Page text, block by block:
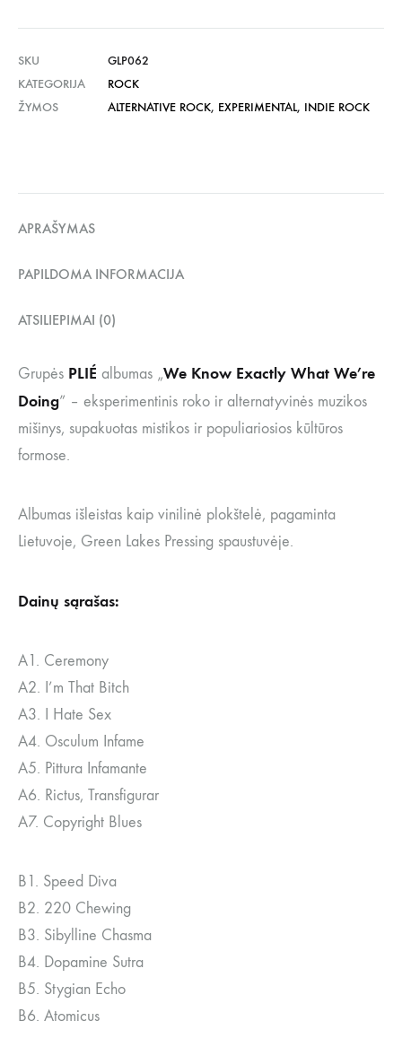
SKU
GLP062
KATEGORIJA
ROCK
ŽYMOS
ALTERNATIVE ROCK, EXPERIMENTAL, INDIE ROCK
APRAŠYMAS
PAPILDOMA INFORMACIJA
ATSILIEPIMAI (0)
Grupės PLIÉ albumas „We Know Exactly What We’re
Doing” – eksperimentinis roko ir alternatyvinės muzikos
mišinys, supakuotas mistikos ir populiariosios kūltūros
formose.
Albumas išleistas kaip vinilinė plokštelė, pagaminta
Lietuvoje, Green Lakes Pressing spaustuvėje.
Dainų sąrašas:
A1. Ceremony
A2. I’m That Bitch
A3. I Hate Sex
A4. Osculum Infame
A5. Pittura Infamante
A6. Rictus, Transfigurar
A7. Copyright Blues
B1. Speed Diva
B2. 220 Chewing
B3. Sibylline Chasma
B4. Dopamine Sutra
B5. Stygian Echo
B6. Atomicus